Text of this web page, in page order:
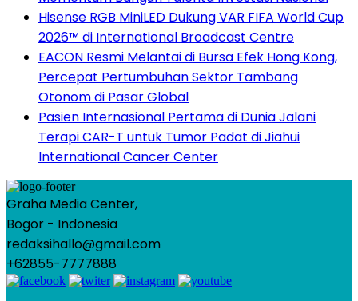
Hisense RGB MiniLED Dukung VAR FIFA World Cup
2026™ di International Broadcast Centre
EACON Resmi Melantai di Bursa Efek Hong Kong,
Percepat Pertumbuhan Sektor Tambang
Otonom di Pasar Global
Pasien Internasional Pertama di Dunia Jalani
Terapi CAR-T untuk Tumor Padat di Jiahui
International Cancer Center
Graha Media Center,
Bogor - Indonesia
redaksihallo@gmail.com
+62855-7777888